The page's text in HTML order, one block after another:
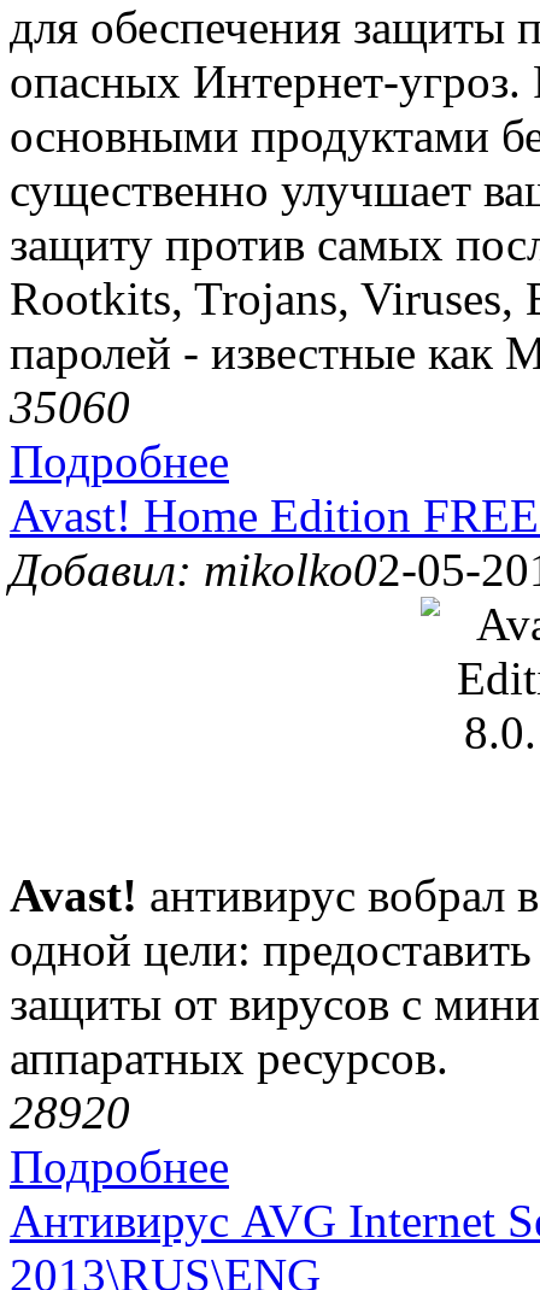
для обеспечения защиты
опасных Интернет-угроз.
основными продуктами
существенно улучшает
защиту против самых
Rootkits, Trojans,
паролей - известные как
35060
Подробнее
Avast! Home Edition
Добавил: mikolko02-05-
Avast! антивирус вобрал
одной цели:
защиты от вирусов с
аппаратных ресурсов.
28920
Подробнее
Антивирус AVG Internet
2013\RUS\ENG